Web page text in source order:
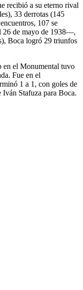
recibió a su eterno rival
33 derrotas (145
107 se
26 de mayo de 1938—,
Boca logró 29 triunfos
en el Monumental tuvo
Fue en el
1 a 1, con goles de
Stafuza para Boca.